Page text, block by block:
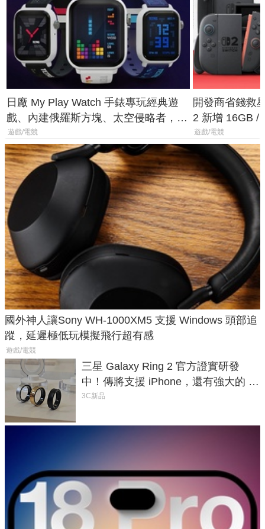
日廠 My Play Watch 手錶專玩經典遊
戲、內建俄羅斯方塊、太空侵略者，不
過竟然不能連手機？
遊戲/電競
開發商省錢救
2 新增 16GB /
選擇
遊戲/電競
國外神人讓Sony WH-1000XM5 支援 Windows 頭部追
蹤，延遲極低玩模擬飛行超有感
遊戲/電競
三星 Galaxy Ring 2 官方證實研發
中！傳將支援 iPhone，還有強大的 AI
與智慧家電連動功能
3C新品